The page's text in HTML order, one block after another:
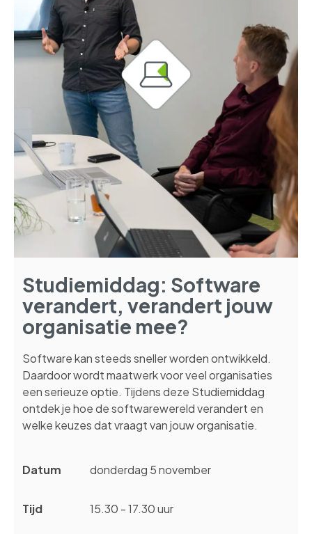
Studiemiddag: Software
verandert, verandert jouw
organisatie mee?
Software kan steeds sneller worden ontwikkeld.
Daardoor wordt maatwerk voor veel organisaties
een serieuze optie. Tijdens deze Studiemiddag
ontdek je hoe de softwarewereld verandert en
welke keuzes dat vraagt van jouw organisatie.
Datum donderdag 5 november
Tijd 15.30 - 17.30 uur